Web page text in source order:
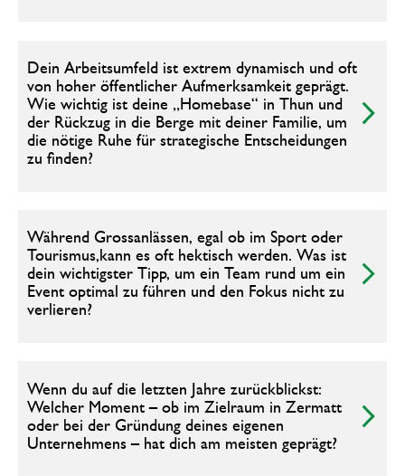
Dein Arbeitsumfeld ist extrem dynamisch und oft
von hoher öffentlicher Aufmerksamkeit geprägt.
Wie wichtig ist deine „Homebase“ in Thun und
der Rückzug in die Berge mit deiner Familie, um
die nötige Ruhe für strategische Entscheidungen
zu finden?
Während Grossanlässen, egal ob im Sport oder
Tourismus,kann es oft hektisch werden. Was ist
dein wichtigster Tipp, um ein Team rund um ein
Event optimal zu führen und den Fokus nicht zu
verlieren?
Wenn du auf die letzten Jahre zurückblickst:
Welcher Moment – ob im Zielraum in Zermatt
oder bei der Gründung deines eigenen
Unternehmens – hat dich am meisten geprägt?